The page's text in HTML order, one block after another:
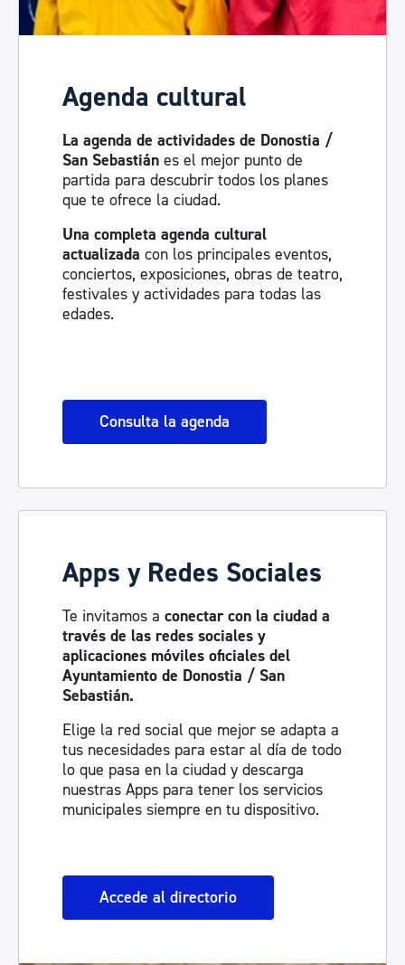
Agenda cultural
La agenda de actividades de Donostia /
San Sebastián es el mejor punto de
partida para descubrir todos los planes
que te ofrece la ciudad.
Una completa agenda cultural
actualizada con los principales eventos,
conciertos, exposiciones, obras de teatro,
festivales y actividades para todas las
edades.
Consulta la agenda
Apps y Redes Sociales
Te invitamos a conectar con la ciudad a
través de las redes sociales y
aplicaciones móviles oficiales del
Ayuntamiento de Donostia / San
Sebastián.
Elige la red social que mejor se adapta a
tus necesidades para estar al día de todo
lo que pasa en la ciudad y descarga
nuestras Apps para tener los servicios
municipales siempre en tu dispositivo.
Accede al directorio